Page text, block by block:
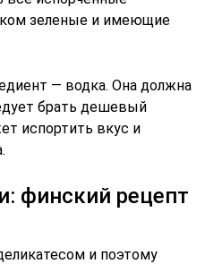
зеленые и имеющие
— водка. Она должна
брать дешевый
испортить вкус и
финский рецепт
и поэтому